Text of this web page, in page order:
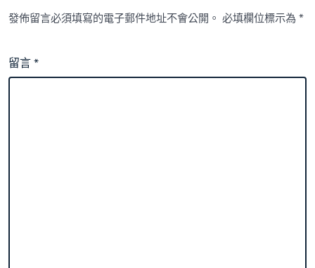
發佈留言必須填寫的電子郵件地址不會公開。 必填欄位標示為*
留言*